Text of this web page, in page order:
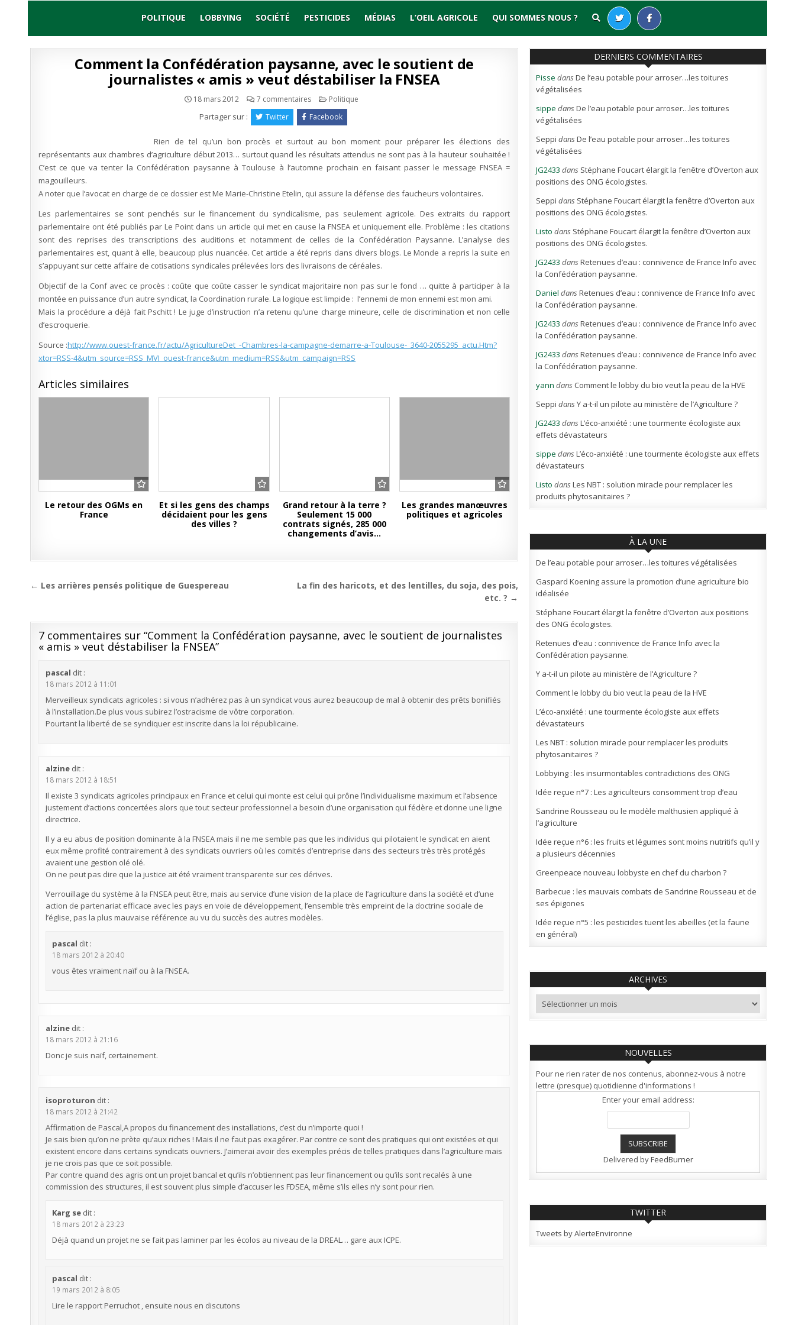
POLITIQUE LOBBYING SOCIÉTÉ PESTICIDES MÉDIAS L’OEIL AGRICOLE QUI SOMMES NOUS ?
Comment la Confédération paysanne, avec le soutient de
journalistes « amis » veut déstabiliser la FNSEA
18 mars 2012 7 commentairessur
la
Confédération
paysanne,
le
de
journalistes
« amis »
la
FNSEA
Publié
Politique
Partager sur : Twitter Facebook
Rien de tel qu’un bon procès et surtout au bon moment pour préparer les élections des
représentants aux chambres d’agriculture début 2013… surtout quand les résultats attendus ne sont pas à la hauteur souhaitée !
C’est ce que va tenter la Confédération paysanne à Toulouse à l’automne prochain en faisant passer le message FNSEA =
magouilleurs.
A noter que l’avocat en charge de ce dossier est Me Marie-Christine Etelin, qui assure la défense des faucheurs volontaires.
Les parlementaires se sont penchés sur le financement du syndicalisme, pas seulement agricole. Des extraits du rapport
parlementaire ont été publiés par Le Point dans un article qui met en cause la FNSEA et uniquement elle. Problème : les citations
sont des reprises des transcriptions des auditions et notamment de celles de la Confédération Paysanne. L’analyse des
parlementaires est, quant à elle, beaucoup plus nuancée. Cet article a été repris dans divers blogs. Le Monde a repris la suite en
s’appuyant sur cette affaire de cotisations syndicales prélevées lors des livraisons de céréales.
Objectif de la Conf avec ce procès : coûte que coûte casser le syndicat majoritaire non pas sur le fond … quitte à participer à la
montée en puissance d’un autre syndicat, la Coordination rurale. La logique est limpide : l’ennemi de mon ennemi est mon ami.
Mais la procédure a déjà fait Pschitt ! Le juge d’instruction n’a retenu qu’une charge mineure, celle de discrimination et non celle
d’escroquerie.
Source :http://www.ouest-france.fr/actu/AgricultureDet_-Chambres-la-campagne-demarre-a-Toulouse-_3640-2055295_actu.Htm?
xtor=RSS-4&utm_source=RSS_MVI_ouest-france&utm_medium=RSS&utm_campaign=RSS
Articles similaires
Le retour des OGMs en
France
Et si les gens des champs
décidaient pour les gens
des villes ?
Grand retour à la terre ?
Seulement 15 000
contrats signés, 285 000
changements d’avis…
Les grandes manœuvres
politiques et agricoles
Navigation
l’article
La fin des haricots, et des lentilles, du soja, des pois,
etc. ? →
← Les arrières pensés politique de Guespereau
7 commentaires sur “Comment la Confédération paysanne, avec le soutient de journalistes
« amis » veut déstabiliser la FNSEA”
pascal dit :
18 mars 2012 à 11:01
Merveilleux syndicats agricoles : si vous n’adhérez pas à un syndicat vous aurez beaucoup de mal à obtenir des prêts bonifiés
à l’installation.De plus vous subirez l’ostracisme de vôtre corporation.
Pourtant la liberté de se syndiquer est inscrite dans la loi républicaine.
alzine dit :
18 mars 2012 à 18:51
Il existe 3 syndicats agricoles principaux en France et celui qui monte est celui qui prône l’individualisme maximum et l’absence
justement d’actions concertées alors que tout secteur professionnel a besoin d’une organisation qui fédère et donne une ligne
directrice.
Il y a eu abus de position dominante à la FNSEA mais il ne me semble pas que les individus qui pilotaient le syndicat en aient
eux même profité contrairement à des syndicats ouvriers où les comités d’entreprise dans des secteurs très très protégés
avaient une gestion olé olé.
On ne peut pas dire que la justice ait été vraiment transparente sur ces dérives.
Verrouillage du système à la FNSEA peut être, mais au service d’une vision de la place de l’agriculture dans la société et d’une
action de partenariat efficace avec les pays en voie de développement, l’ensemble très empreint de la doctrine sociale de
l’église, pas la plus mauvaise référence au vu du succès des autres modèles.
pascal dit :
18 mars 2012 à 20:40
vous êtes vraiment naïf ou à la FNSEA.
alzine dit :
18 mars 2012 à 21:16
Donc je suis naïf, certainement.
isoproturon dit :
18 mars 2012 à 21:42
Affirmation de Pascal,A propos du financement des installations, c’est du n’importe quoi !
Je sais bien qu’on ne prète qu’aux riches ! Mais il ne faut pas exagérer. Par contre ce sont des pratiques qui ont existées et qui
existent encore dans certains syndicats ouvriers. J’aimerai avoir des exemples précis de telles pratiques dans l’agriculture mais
je ne crois pas que ce soit possible.
Par contre quand des agris ont un projet bancal et qu’ils n’obtiennent pas leur financement ou qu’ils sont recalés à une
commission des structures, il est souvent plus simple d’accuser les FDSEA, même s’ils elles n’y sont pour rien.
Karg se dit :
18 mars 2012 à 23:23
Déjà quand un projet ne se fait pas laminer par les écolos au niveau de la DREAL… gare aux ICPE.
pascal dit :
19 mars 2012 à 8:05
Lire le rapport Perruchot , ensuite nous en discutons
DERNIERS COMMENTAIRES
Pisse dansDe l’eau potable pour arroser…les toitures
végétalisées
sippe dansDe l’eau potable pour arroser…les toitures
végétalisées
Seppi dansDe l’eau potable pour arroser…les toitures
végétalisées
JG2433 dans Stéphane Foucart élargit la fenêtre d’Overton aux
positions des ONG écologistes.
Seppi dans Stéphane Foucart élargit la fenêtre d’Overton aux
positions des ONG écologistes.
Listo dans Stéphane Foucart élargit la fenêtre d’Overton aux
positions des ONG écologistes.
JG2433 dansRetenues d’eau : connivence de France Info avec
la Confédération paysanne.
Daniel dansRetenues d’eau : connivence de France Info avec
la Confédération paysanne.
JG2433 dansRetenues d’eau : connivence de France Info avec
la Confédération paysanne.
JG2433 dansRetenues d’eau : connivence de France Info avec
la Confédération paysanne.
yann dans Comment le lobby du bio veut la peau de la HVE
Seppi dansY a-t-il un pilote au ministère de l’Agriculture ?
JG2433 dansL’éco-anxiété : une tourmente écologiste aux
effets dévastateurs
sippe dansL’éco-anxiété : une tourmente écologiste aux effets
dévastateurs
Listo dansLes NBT : solution miracle pour remplacer les
produits phytosanitaires ?
À LA UNE
De l’eau potable pour arroser…les toitures végétalisées
Gaspard Koening assure la promotion d’une agriculture bio
idéalisée
Stéphane Foucart élargit la fenêtre d’Overton aux positions
des ONG écologistes.
Retenues d’eau : connivence de France Info avec la
Confédération paysanne.
Y a-t-il un pilote au ministère de l’Agriculture ?
Comment le lobby du bio veut la peau de la HVE
L’éco-anxiété : une tourmente écologiste aux effets
dévastateurs
Les NBT : solution miracle pour remplacer les produits
phytosanitaires ?
Lobbying : les insurmontables contradictions des ONG
Idée reçue n°7 : Les agriculteurs consomment trop d’eau
Sandrine Rousseau ou le modèle malthusien appliqué à
l’agriculture
Idée reçue n°6 : les fruits et légumes sont moins nutritifs qu’il y
a plusieurs décennies
Greenpeace nouveau lobbyste en chef du charbon ?
Barbecue : les mauvais combats de Sandrine Rousseau et de
ses épigones
Idée reçue n°5 : les pesticides tuent les abeilles (et la faune
en général)
ARCHIVES
Archives
NOUVELLES
Pour ne rien rater de nos contenus, abonnez-vous à notre
lettre (presque) quotidienne d'informations !
Enter your email address:
Delivered byFeedBurner
TWITTER
Tweets by AlerteEnvironne